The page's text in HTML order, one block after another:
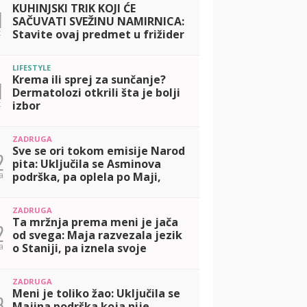
KUHINJSKI TRIK KOJI ĆE
SAČUVATI SVEŽINU NAMIRNICA:
Stavite ovaj predmet u frižider
LIFESTYLE
Krema ili sprej za sunčanje?
Dermatolozi otkrili šta je bolji
izbor
ZADRUGA
Sve se ori tokom emisije Narod
pita: Uključila se Asminova
podrška, pa oplela po Maji,
ZADRUGA
Ta mržnja prema meni je jača
od svega: Maja razvezala jezik
o Staniji, pa iznela svoje
ZADRUGA
Meni je toliko žao: Uključila se